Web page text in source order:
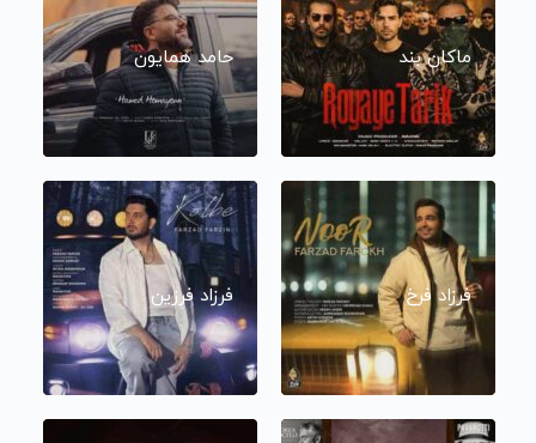
ماکان بند حامد همایون
فرزاد فرخ فرزاد فرزین